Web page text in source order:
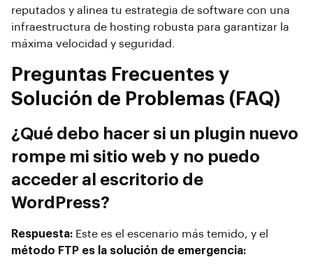
reputados y alinea tu estrategia de software con una
infraestructura de hosting robusta para garantizar la
máxima velocidad y seguridad.
Preguntas Frecuentes y
Solución de Problemas (FAQ)
¿Qué debo hacer si un plugin nuevo
rompe mi sitio web y no puedo
acceder al escritorio de
WordPress?
Respuesta: Este es el escenario más temido, y el
método FTP es la solución de emergencia: